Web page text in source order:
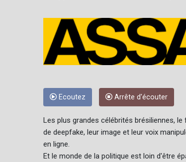
Ecoutez Arrête d'écouter
Les plus grandes célébrités brésiliennes,
de deepfake, leur image et leur voix
en ligne.
Et le monde de la politique est loin d'être